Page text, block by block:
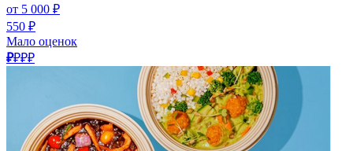
от 5 000 ₽
550 ₽
Мало оценок
₽₽₽₽